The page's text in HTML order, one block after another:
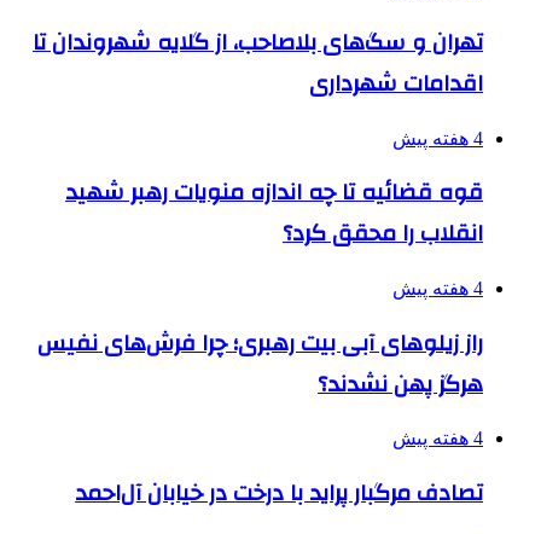
تهران و سگ‌های بلاصاحب، از گلایه شهروندان تا
اقدامات شهرداری
4 هفته پیش
قوه قضائیه تا چه اندازه منویات رهبر شهید
انقلاب را محقق کرد؟
4 هفته پیش
راز زیلوهای آبی بیت رهبری؛ چرا فرش‌های نفیس
هرگز پهن نشدند؟
4 هفته پیش
تصادف مرگبار پراید با درخت در خیابان آل‌احمد